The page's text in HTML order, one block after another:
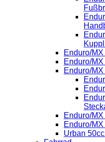
Enduro/MX
Enduro/
Enduro/
Enduro/
Enduro/
Urban